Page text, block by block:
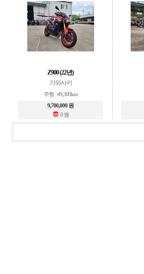
Z900 (22년)
가와사키
주행 : 49,300km
9,700,000 원
0 원